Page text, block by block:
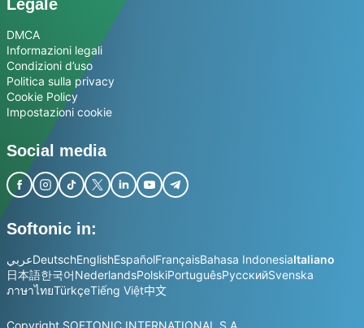
Legale
DMCA
Informazioni legali
Condizioni d’uso
Politica sulla privacy
Cookie Policy
Impostazioni cookie
Social media
Softonic in:
عربيDeutschEnglishEspañolFrançaisBahasa IndonesiaItaliano
日本語한국어NederlandsPolskiPortuguêsРусскийSvenska
ภาษาไทยTürkçeTiếng Việt中文
Copyright SOFTONIC INTERNATIONAL S.A.